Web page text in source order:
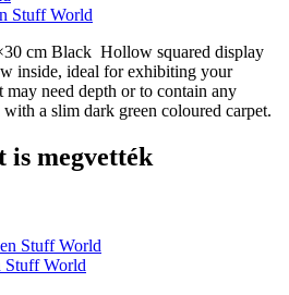
Stuff World
cm Black Hollow squared display
inside, ideal for exhibiting your
may need depth or to contain any
a slim dark green coloured carpet.
is megvették
Stuff World
Stuff World